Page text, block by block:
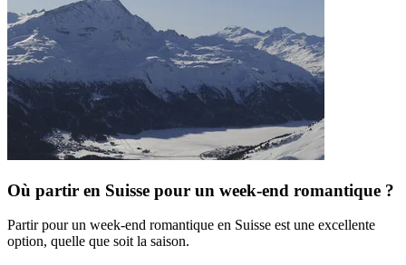
Où partir en Suisse pour un week-end romantique ?
Partir pour un week-end romantique en Suisse est une excellente
option, quelle que soit la saison.